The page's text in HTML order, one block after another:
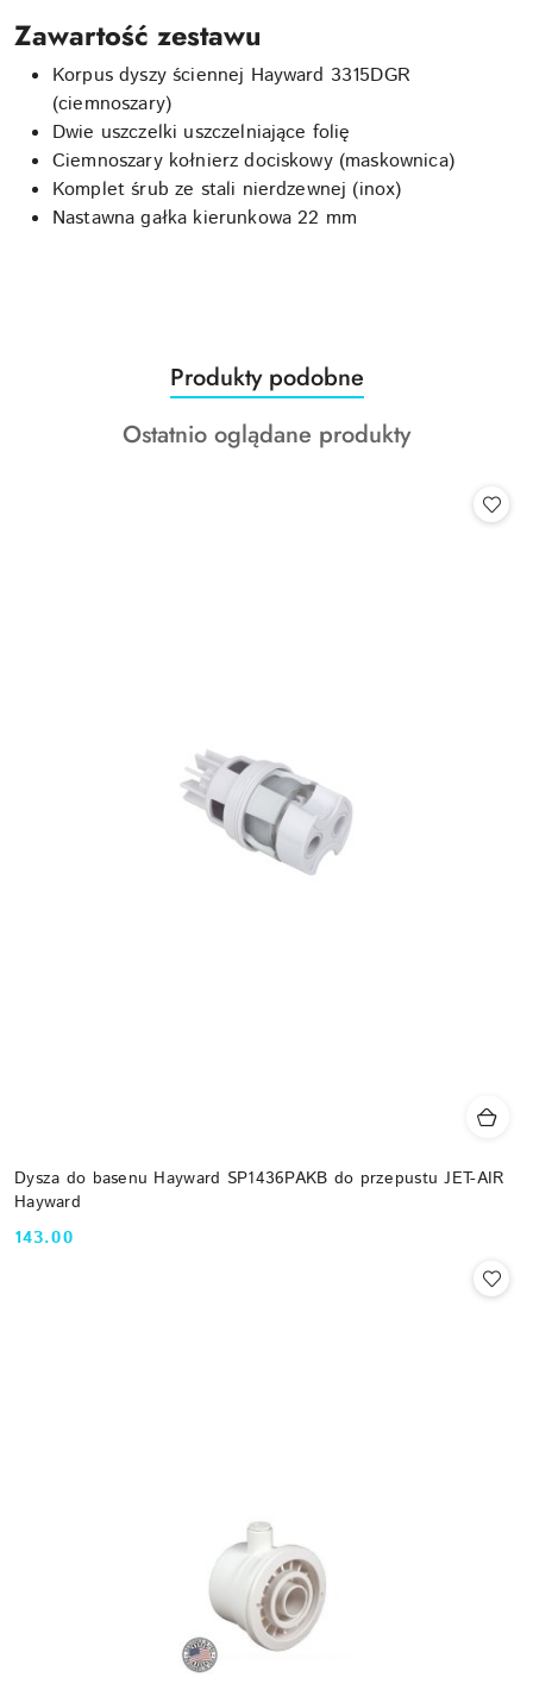
Zawartość zestawu
Korpus dyszy ściennej Hayward 3315DGR
(ciemnoszary)
Dwie uszczelki uszczelniające folię
Ciemnoszary kołnierz dociskowy (maskownica)
Komplet śrub ze stali nierdzewnej (inox)
Nastawna gałka kierunkowa 22 mm
Pomiń karuzelę produktów
Produkty
o
statusie:
Produkty podobne
Produkty
Ostatnio oglądane produkty
Dysza do basenu Hayward SP1436PAKB do przepustu JET-AIR
Hayward
Cena:
143.00